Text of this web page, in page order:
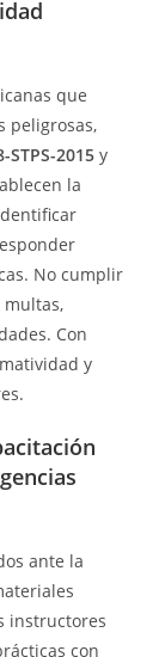
que
peligrosas,
STPS-2015 y
la
No cumplir
multas,
Con
y
ante la
instructores
con